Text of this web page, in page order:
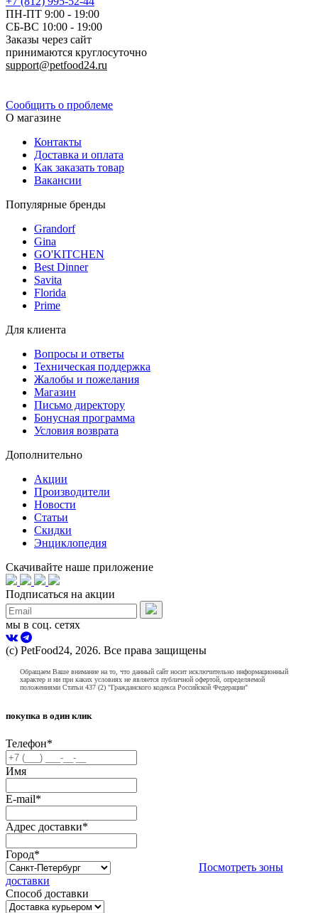
ПН-ПТ 9:00 - 19:00
СБ-ВС 10:00 - 19:00
Заказы через сайт
принимаются круглосуточно
support@petfood24.ru
Сообщить о проблеме
О магазине
Контакты
Доставка и оплата
Как заказать товар
Вакансии
Популярные бренды
Grandorf
Gina
GO'KITCHEN
Best Dinner
Savita
Florida
Prime
Для клиента
Вопросы и ответы
Техническая поддержка
Жалобы и пожелания
Магазин
Письмо директору
Бонусная программа
Условия возврата
Дополнительно
Акции
Производители
Новости
Статьи
Скидки
Энциклопедия
Скачивайте наше приложение
Подписаться на акции
мы в соц. сетях
(с) PetFood24, 2026. Все права защищены
Обращаем Ваше внимание на то, что данный сайт носит исключительно информационный
характер и ни при каких условиях не является публичной офертой, определяемой
положениями Статьи 437 (2) "Гражданского кодекса Российской Федерации"
покупка в один клик
Телефон*
Имя
E-mail*
Адрес доставки*
Город*
Посмотреть зоны
доставки
Способ доставки